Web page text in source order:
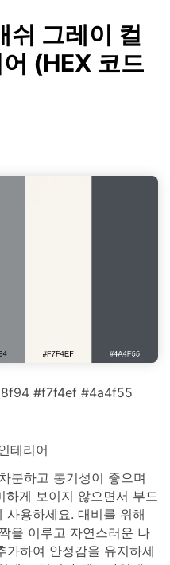
쉬 그레이 컬
(HEX 코드
#f7f4ef #4a4f55
테리어
분하고 통기성이 좋으며
하게 보이지 않으면서 부드
사용하세요. 대비를 위해
을 이루고 자연스러운 나
가하여 안정감을 유지하세